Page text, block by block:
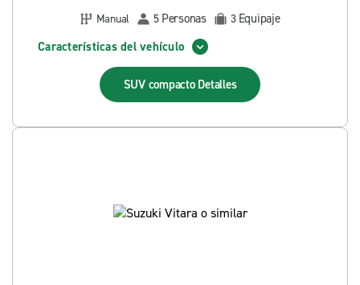
Manual
5 Personas 3 Equipaje
Características del vehículo
SUV compacto Detalles